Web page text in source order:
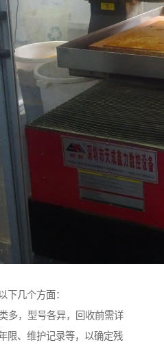
下几个方面：
多，型号各异，回收前需详
限、维护记录等，以确定残